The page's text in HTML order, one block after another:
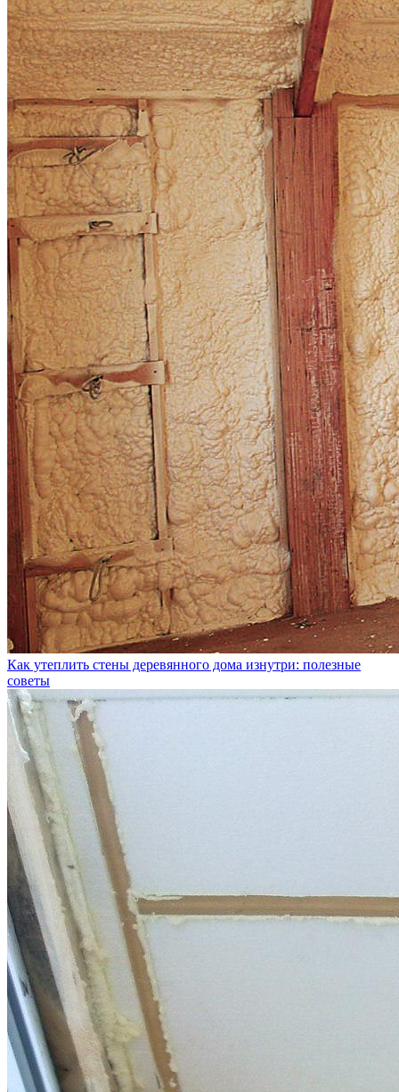
Как утеплить стены деревянного дома изнутри: полезные
советы